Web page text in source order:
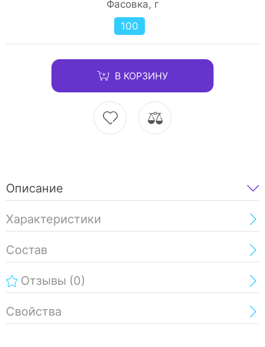
Фасовка, г
100
В КОРЗИНУ
Описание
Характеристики
Состав
Отзывы (0)
Свойства